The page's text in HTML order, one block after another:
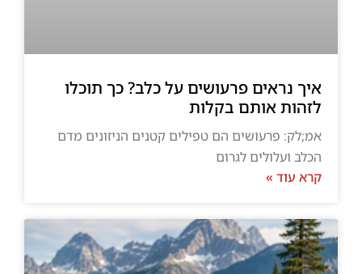
איך נראים פרעושים על כלב? כך תוכלו
לזהות אותם בקלות
אמ;לק: פרעושים הם טפילים קטנים הניזונים מדם
הכלב ועלולים לגרום
קרא עוד »